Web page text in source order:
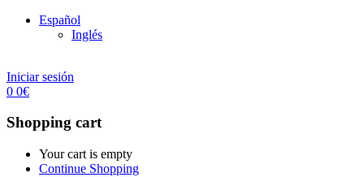
Español
Inglés
Iniciar sesión
0 0€
Shopping cart
Your cart is empty
Continue Shopping